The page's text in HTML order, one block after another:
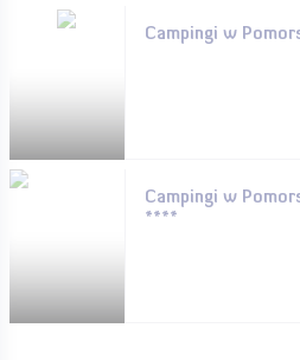
Campingi w
Campingi w
****